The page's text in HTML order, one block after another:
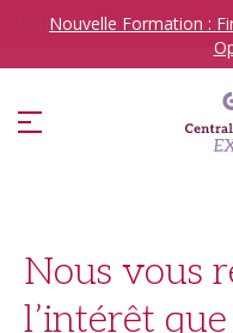
Nouvelle formation
Nouvelle Formation :
Nous vous
l’intérêt